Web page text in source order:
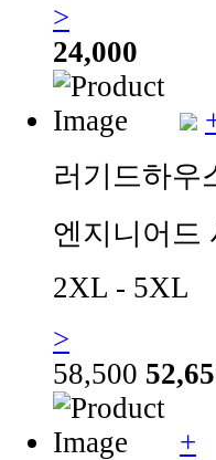
>
24,000
러기드하우
엔지니어드
2XL - 5XL
>
58,500
+